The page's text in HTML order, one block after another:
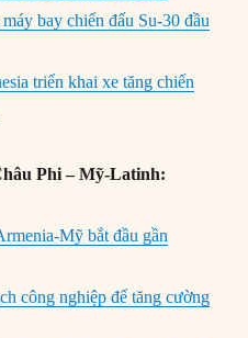
bay chiến đấu Su-30 đầu
triển khai xe tăng chiến
Phi – Mỹ-Latinh:
Mỹ bắt đầu gần
công nghiệp để tăng cường